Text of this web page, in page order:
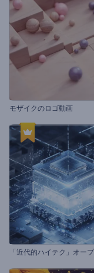
モザイクのロゴ動画